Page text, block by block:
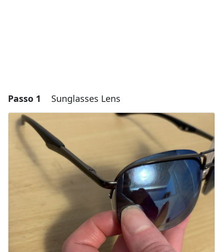
Passo 1 Sunglasses Lens